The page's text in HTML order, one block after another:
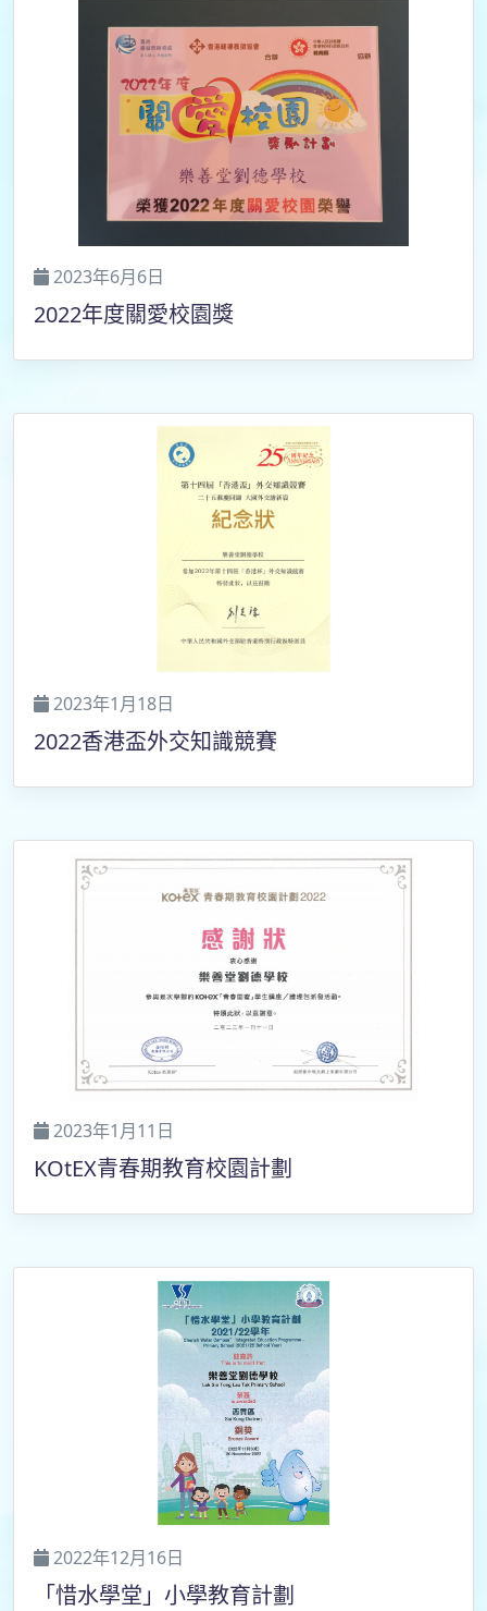
2023年6月6日
2022年度關愛校園獎
2023年1月18日
2022香港盃外交知識競賽
2023年1月11日
KOtEX青春期教育校園計劃
2022年12月16日
「惜水學堂」小學教育計劃